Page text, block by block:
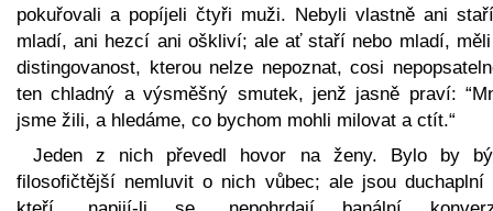
pokuřovali a popíjeli čtyři muži. Nebyli vlastně ani
mladí, ani hezcí ani oškliví; ale ať staří nebo mladí,
distingovanost, kterou nelze nepoznat, cosi
ten chladný a výsměšný smutek, jenž jasně praví:
jsme žili, a hledáme, co bychom mohli milovat a ctít.“
Jeden z nich převedl hovor na ženy. Bylo by
filosofičtější nemluvit o nich vůbec; ale jsou duchaplní